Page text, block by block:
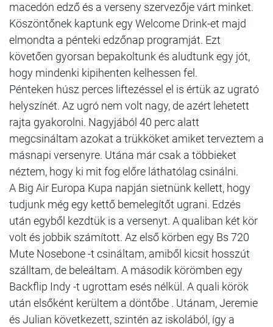
macedón edző és a verseny szervezője várt minket.
Köszöntőnek kaptunk egy Welcome Drink-et majd
elmondta a pénteki edzőnap programját. Ezt
követően gyorsan bepakoltunk és aludtunk egy jót,
hogy mindenki kipihenten kelhessen fel.
Pénteken húsz perces liftezéssel el is értük az ugrató
helyszínét. Az ugró nem volt nagy, de azért lehetett
rajta gyakorolni. Nagyjából 40 perc alatt
megcsináltam azokat a trükköket amiket terveztem a
másnapi versenyre. Utána már csak a többieket
néztem, hogy ki mit fog előre láthatólag csinálni.
A Big Air Europa Kupa napján sietnünk kellett, hogy
tudjunk még egy kettő bemelegítőt ugrani. Edzés
után egyből kezdtük is a versenyt. A qualiban két kör
volt és jobbik számított. Az első körben egy Bs 720
Mute Nosebone -t csináltam, amiből kicsit hosszút
szálltam, de beleáltam. A második körömben egy
Backflip Indy -t ugrottam esés nélkül. A quali körök
után elsőként kerültem a döntőbe . Utánam, Jeremie
és Julian következett, szintén az iskolából, így a